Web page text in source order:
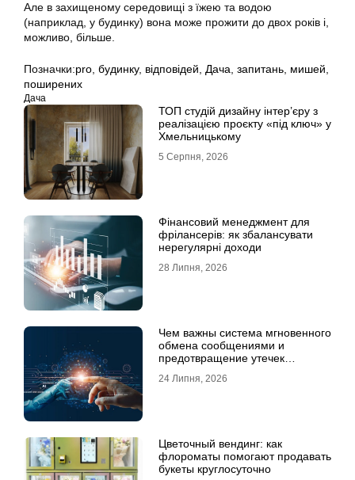
Але в захищеному середовищі з їжею та водою
(наприклад, у будинку) вона може прожити до двох років і,
можливо, більше.
Позначки:pro, будинку, відповідей, Дача, запитань, мишей,
поширених
Дача
ТОП студій дизайну інтер’єру з
реалізацією проєкту «під ключ» у
Хмельницькому
5 Серпня, 2026
Фінансовий менеджмент для
фрілансерів: як збалансувати
нерегулярні доходи
28 Липня, 2026
Чем важны система мгновенного
обмена сообщениями и
предотвращение утечек
24 Липня, 2026
Цветочный вендинг: как
флороматы помогают продавать
букеты круглосуточно